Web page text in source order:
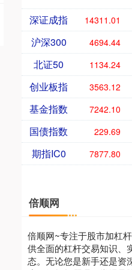
深证成指 14311.01
沪深300 4694.44
北证50 1134.24
创业板指 3563.12
基金指数 7242.10
国债指数 229.69
期指IC0 7877.80
倍顺网
倍顺网~专注于股市加杠
供全面的杠杆交易知识、
态。无论您是新手还是资